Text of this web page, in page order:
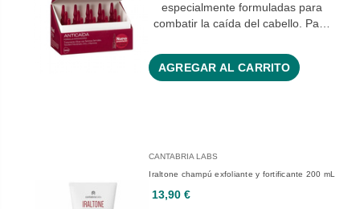
especialmente formuladas para
combatir la caída del cabello. Pa…
AGREGAR AL CARRITO
CANTABRIA LABS
Iraltone champú exfoliante y fortificante 200 mL
13,90 €